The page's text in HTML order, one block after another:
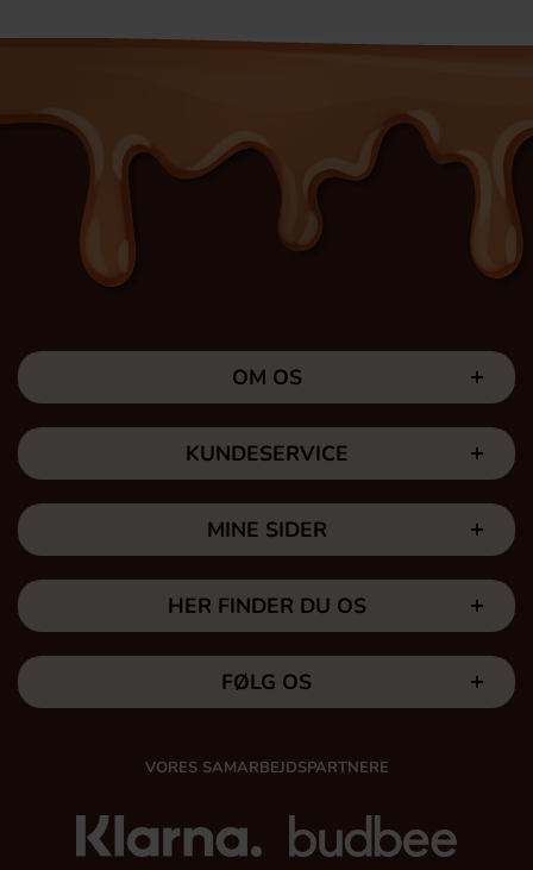
OM OS
KUNDESERVICE
MINE SIDER
HER FINDER DU OS
FØLG OS
VORES SAMARBEJDSPARTNERE